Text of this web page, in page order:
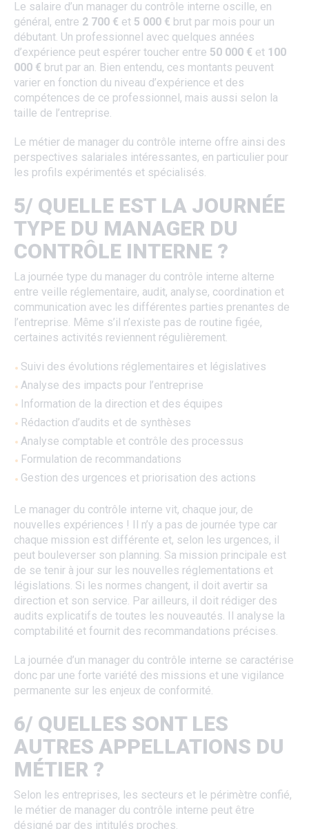
Le salaire d’un manager du contrôle interne oscille, en
général, entre 2 700 € et 5 000 € brut par mois pour un
débutant. Un professionnel avec quelques années
d’expérience peut espérer toucher entre 50 000 € et 100
000 € brut par an. Bien entendu, ces montants peuvent
varier en fonction du niveau d’expérience et des
compétences de ce professionnel, mais aussi selon la
taille de l’entreprise.
Le métier de manager du contrôle interne offre ainsi des
perspectives salariales intéressantes, en particulier pour
les profils expérimentés et spécialisés.
5/ QUELLE EST LA JOURNÉE
TYPE DU MANAGER DU
CONTRÔLE INTERNE ?
La journée type du manager du contrôle interne alterne
entre veille réglementaire, audit, analyse, coordination et
communication avec les différentes parties prenantes de
l’entreprise. Même s’il n’existe pas de routine figée,
certaines activités reviennent régulièrement.
Suivi des évolutions réglementaires et législatives
Analyse des impacts pour l’entreprise
Information de la direction et des équipes
Rédaction d’audits et de synthèses
Analyse comptable et contrôle des processus
Formulation de recommandations
Gestion des urgences et priorisation des actions
Le manager du contrôle interne vit, chaque jour, de
nouvelles expériences ! Il n’y a pas de journée type car
chaque mission est différente et, selon les urgences, il
peut bouleverser son planning. Sa mission principale est
de se tenir à jour sur les nouvelles réglementations et
législations. Si les normes changent, il doit avertir sa
direction et son service. Par ailleurs, il doit rédiger des
audits explicatifs de toutes les nouveautés. Il analyse la
comptabilité et fournit des recommandations précises.
La journée d’un manager du contrôle interne se caractérise
donc par une forte variété des missions et une vigilance
permanente sur les enjeux de conformité.
6/ QUELLES SONT LES
AUTRES APPELLATIONS DU
MÉTIER ?
Selon les entreprises, les secteurs et le périmètre confié,
le métier de manager du contrôle interne peut être
désigné par des intitulés proches.